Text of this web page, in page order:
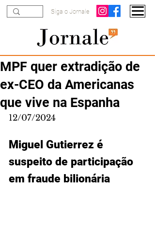
Siga o Jornale
MPF quer extradição de
ex-CEO da Americanas
que vive na Espanha
12/07/2024
Miguel Gutierrez é
suspeito de participação
em fraude bilionária